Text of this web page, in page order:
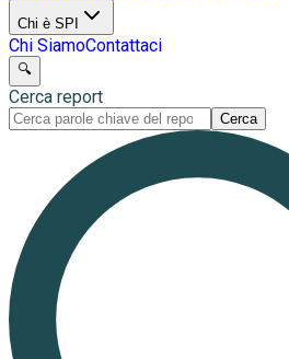
Chi è SPI
Chi SiamoContattaci
🔍
Cerca report
Cerca